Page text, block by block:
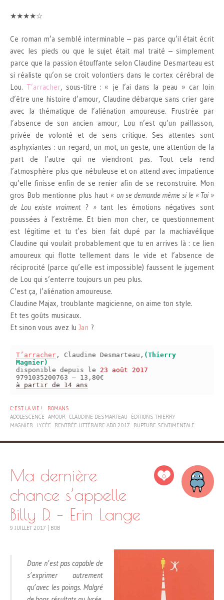
★★★★☆
Ce roman m’a semblé interminable – pas parce qu’il était écrit
avec les pieds ou que le sujet était mal traité – simplement
parce que la passion étouffante selon Claudine Desmarteau est
si réaliste qu’on se croit volontiers dans le cortex cérébral de
Lou. T’arracher, sous-titre : « je l’ai dans la peau » car loin
d’être une histoire d’amour, Claudine débarque sans crier gare
avec la thématique de l’aliénation amoureuse. Frustrée par
l’absence de son ancien amour, Lou n’est qu’un paillasson,
privée de volonté et de sens critique. Ses attentes sont
asphyxiantes : un regard, un mot, un geste, une attention de la
part de l’autre qui ne viendront pas. Tout cela rend
l’atmosphère plus que nébuleuse et on attend avec impatience
qu’elle finisse enfin de se renier afin de se reconstruire. Mon
gros Bob mentionne plus haut « on se demande même si le « Toi »
de Lou existe vraiment ? »tant les émotions négatives sont
poussées à l’extrême. Et bien mon cher, ce questionnement
est légitime et tu t’es bien fait dupé par la machiavélique
Claudine qui voulait probablement que tu en arrives là : ce lien
amoureux qui flotte tellement dans le vide et l’absence de
réciprocité (parce qu’elle est impossible) faussent le jugement
de Lou qui s’enterre toujours un peu plus.
C’est ça, l’aliénation amoureuse.
Claudine Majax, troublante magicienne, on aime ton style.
Et tes goûts musicaux.
Et sinon vous avez lu Jan ?
T’arracher , Claudine Desmarteau, (Thierry
Magnier)
disponible depuis le 23 août 2017
9791035200763 – 13,80€
à partir de 14 ans
C'EST LA VIE !
ROMANS
ADOLESCENCE AMOUR CLAUDINE DESMARTEAU
ÉDITIONS THIERRY
MAGNIER
LYCÉE RENTRÉE LITTÉRAIRE ADO 2017 RUPTURE SENTIMENTALE
0
Ma dernière
chance s’appelle
Billy D. – Erin Lange
9 JUILLET 2017 BOB
Dane n’est pas capable de
s’exprimer autrement
qu’avec les poings. Malgré